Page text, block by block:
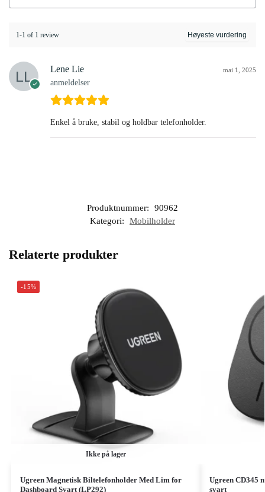
1-1 of 1 review
Lene Lie
anmeldelser
mai 1, 2025
Enkel å bruke, stabil og holdbar telefonholder.
Produktnummer:
90962
Kategori:
Mobilholder
Relaterte produkter
-15%
Ikke på lager
Ugreen Magnetisk Biltelefonholder Med Lim for
Dashboard Svart (LP292)
Ugreen CD345
svart